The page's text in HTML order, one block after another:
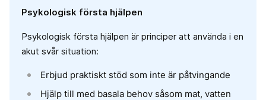
Psykologisk första hjälpen
Psykologisk första hjälpen är principer att använda i en
akut svår situation:
Erbjud praktiskt stöd som inte är påtvingande
Hjälp till med basala behov såsom mat, vatten